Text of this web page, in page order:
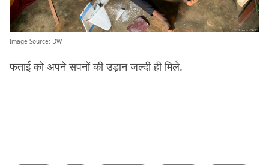
Image Source: DW
फताई को अपने सपनों की उड़ान जल्दी ही मिले.